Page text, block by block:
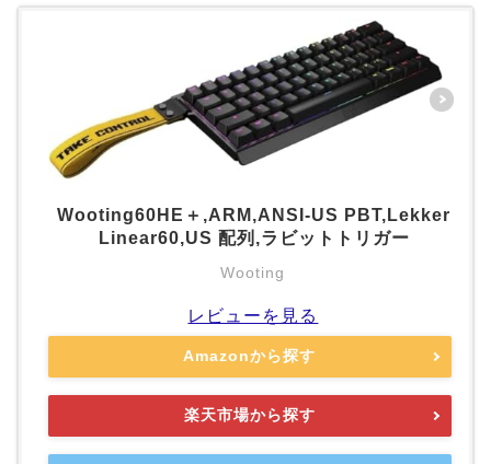
Wooting60HE＋,ARM,ANSI-US PBT,Lekker
Linear60,US 配列,ラビットトリガー
Wooting
レビューを見る
Amazonから探す
楽天市場から探す